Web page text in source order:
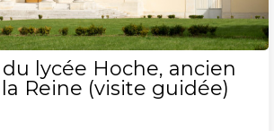
lycée Hoche, ancien
Reine (visite guidée)